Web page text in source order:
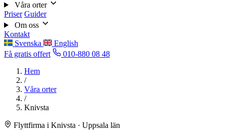
Våra orter
Priser Guider
Om oss
Kontakt
Svenska
English
Få gratis offert
010-880 08 48
Hem
/
Våra orter
/
Knivsta
Flyttfirma i Knivsta · Uppsala län